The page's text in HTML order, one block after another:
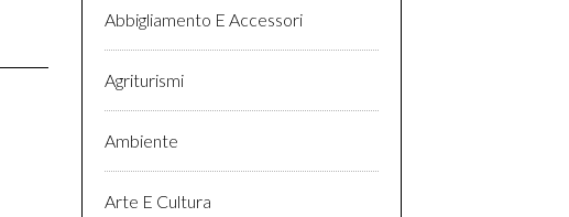
Abbigliamento E Accessori
Agriturismi
Ambiente
Arte E Cultura